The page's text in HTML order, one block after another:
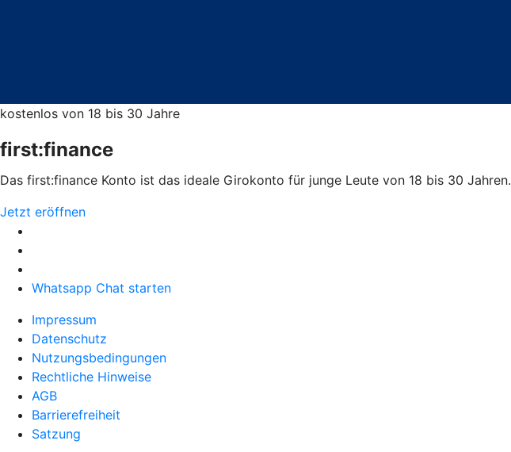
kostenlos von 18 bis 30 Jahre
first:finance
Das first:finance Konto ist das ideale Girokonto für junge Leute von 18 bis 30 Jahren.
Jetzt eröffnen
Whatsapp Chat starten
Impressum
Datenschutz
Nutzungsbedingungen
Rechtliche Hinweise
AGB
Barrierefreiheit
Satzung